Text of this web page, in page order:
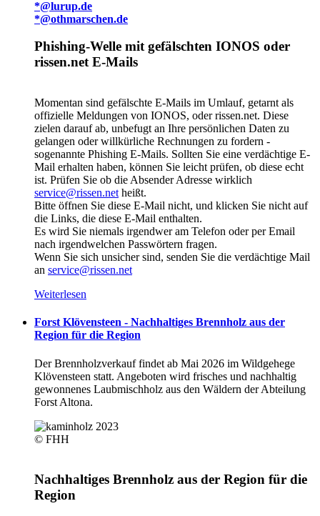
*@lurup.de
*@othmarschen.de
Phishing-Welle mit gefälschten IONOS oder
rissen.net E-Mails
Momentan sind gefälschte E-Mails im Umlauf, getarnt als
offizielle Meldungen von IONOS, oder rissen.net. Diese
zielen darauf ab, unbefugt an Ihre persönlichen Daten zu
gelangen oder willkürliche Rechnungen zu fordern -
sogenannte Phishing E-Mails. Sollten Sie eine verdächtige E-
Mail erhalten haben, können Sie leicht prüfen, ob diese echt
ist. Prüfen Sie ob die Absender Adresse wirklich
service@rissen.net heißt.
Bitte öffnen Sie diese E-Mail nicht, und klicken Sie nicht auf
die Links, die diese E-Mail enthalten.
Es wird Sie niemals irgendwer am Telefon oder per Email
nach irgendwelchen Passwörtern fragen.
Wenn Sie sich unsicher sind, senden Sie die verdächtige Mail
an service@rissen.net
Weiterlesen
Forst Klövensteen - Nachhaltiges Brennholz aus der
Region für die Region
Der Brennholzverkauf findet ab Mai 2026 im Wildgehege
Klövensteen statt. Angeboten wird frisches und nachhaltig
gewonnenes Laubmischholz aus den Wäldern der Abteilung
Forst Altona.
© FHH
Nachhaltiges Brennholz aus der Region für die
Region